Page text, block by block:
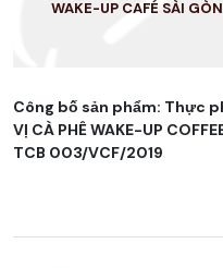
WAKE-UP CAFÉ SÀI
Công bố sản phẩm: Thực
VỊ CÀ PHÊ WAKE-UP
TCB 003/VCF/2019